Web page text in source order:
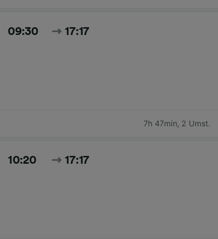
09:30 17:17
7h 47min, 2 Umst.
10:20 17:17